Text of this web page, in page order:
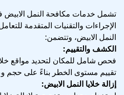
تشمل خدمات مكافحة النمل الابيض
الإجراءات والتقنيات المتقدمة
النمل الابيض، وتتضمن:
الكشف والتقييم:
فحص شامل للمكان لتحديد مواقع
تقييم مستوى الخطر بناءً على حجم
إزالة خلايا النمل الابيض: